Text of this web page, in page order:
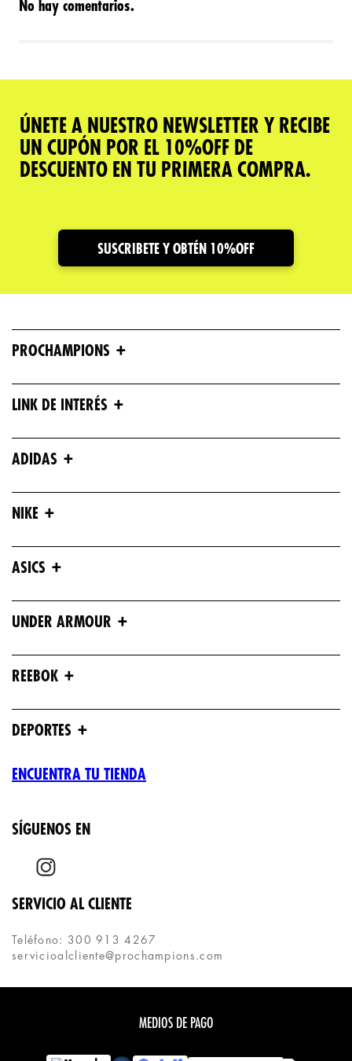
No hay comentarios.
ÚNETE A NUESTRO NEWSLETTER Y RECIBE
UN CUPÓN POR EL 10%OFF DE
DESCUENTO EN TU PRIMERA COMPRA.
SUSCRIBETE Y OBTÉN 10%OFF
PROCHAMPIONS +
LINK DE INTERÉS +
ADIDAS +
NIKE +
ASICS +
UNDER ARMOUR +
REEBOK +
DEPORTES +
ENCUENTRA TU TIENDA
SÍGUENOS EN
SERVICIO AL CLIENTE
Teléfono: 300 913 4267
servicioalcliente@prochampions.com
MEDIOS DE PAGO